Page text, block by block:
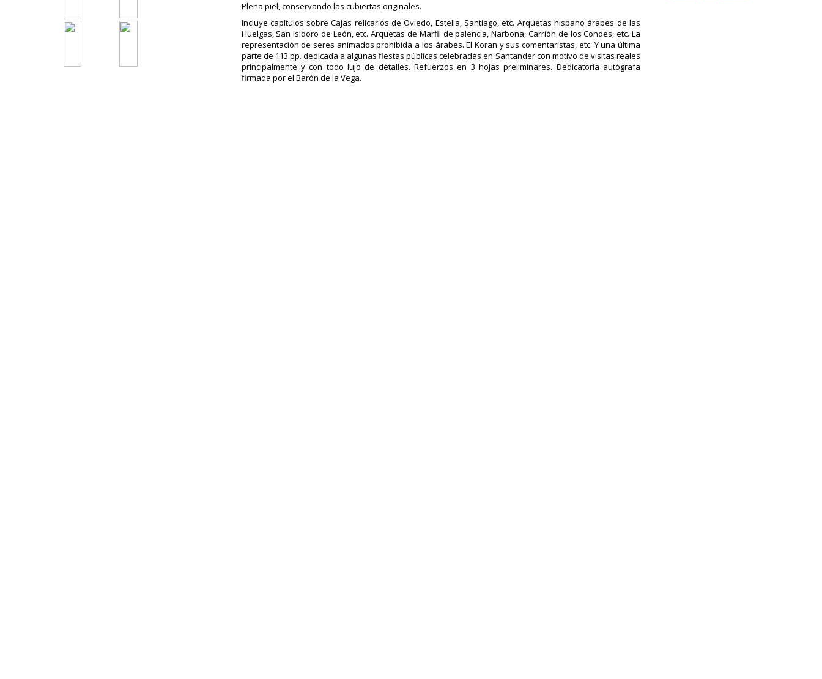
Plena piel, conservando las cubiertas originales.
Incluye capítulos sobre Cajas relicarios de Oviedo, Estella, Santiago, etc. Arquetas hispano árabes de las
Huelgas, San Isidoro de León, etc. Arquetas de Marfil de palencia, Narbona, Carrión de los Condes, etc. La
representación de seres animados prohibida a los árabes. El Koran y sus comentaristas, etc. Y una última
parte de 113 pp. dedicada a algunas fiestas públicas celebradas en Santander con motivo de visitas reales
principalmente y con todo lujo de detalles. Refuerzos en 3 hojas preliminares. Dedicatoria autógrafa
firmada por el Barón de la Vega.